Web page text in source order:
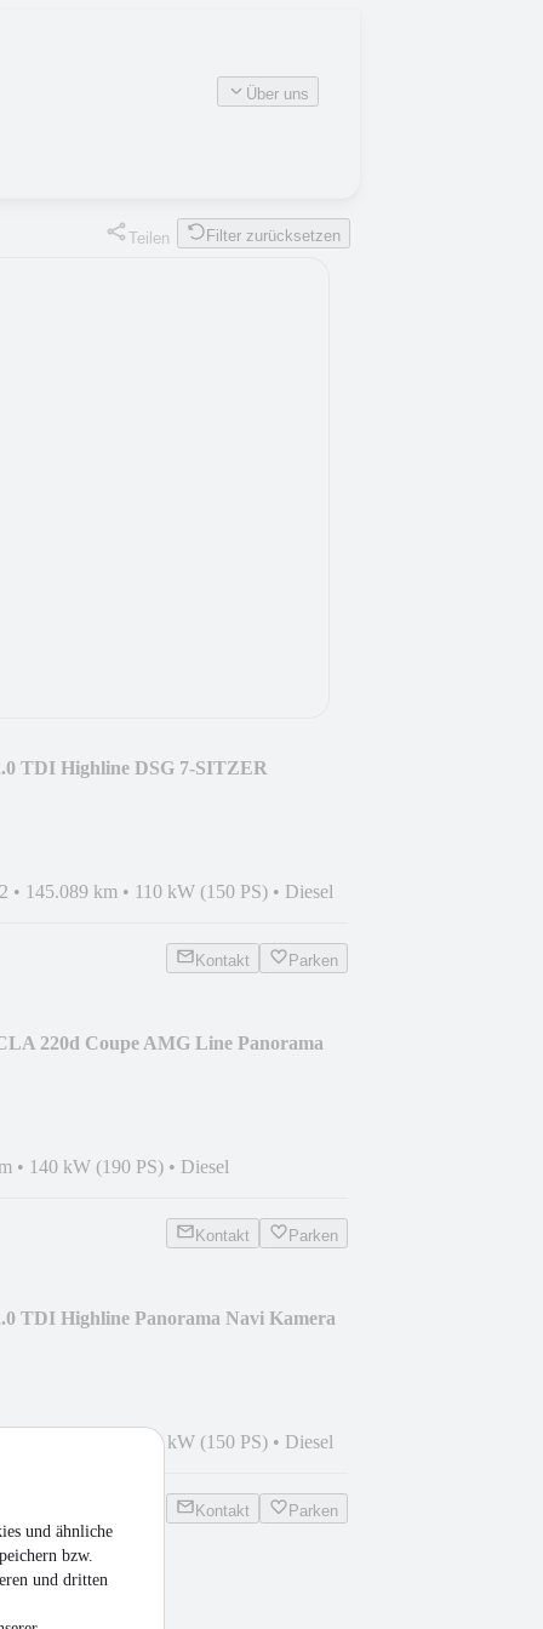
und ähnliche
bzw.
und dritten
Über uns
Teilen Filter zurücksetzen
TDI Highline DSG 7-SITZER
• 145.089 km • 110 kW (150 PS) • Diesel
Kontakt Parken
220d Coupe AMG Line Panorama
• 140 kW (190 PS) • Diesel
Kontakt Parken
TDI Highline Panorama Navi Kamera
110 kW (150 PS) • Diesel
Kontakt Parken
Panorama|7-